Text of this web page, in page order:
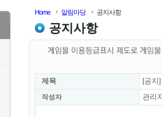
Home 알림마당 공지사항
공지사항
제목 [공지
작성자 관리